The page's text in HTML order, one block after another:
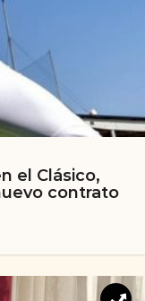
el Clásico,
contrato